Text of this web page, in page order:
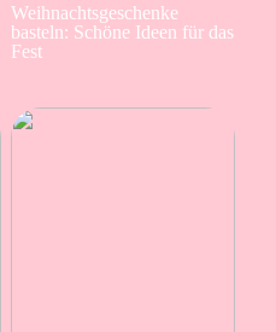
Weihnachtsgeschenke
basteln: Schöne Ideen für das
Fest